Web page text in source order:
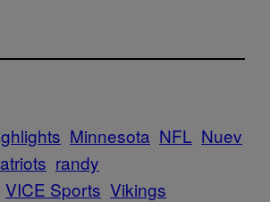
Minnesota NFL Nuev
randy
VICE Sports Vikings